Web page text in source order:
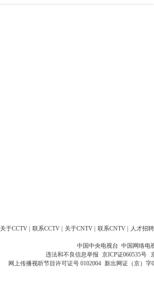
关于CCTV 联系CCTV 关于CNTV 联系CNTV 人才招聘
中国中央电视台 中国网络电
违法和不良信息举报 京ICP证060535号
网上传播视听节目许可证号 0102004 新出网证（京）